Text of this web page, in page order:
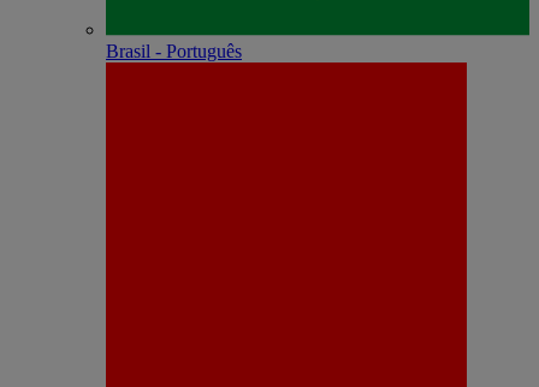
Brasil - Português